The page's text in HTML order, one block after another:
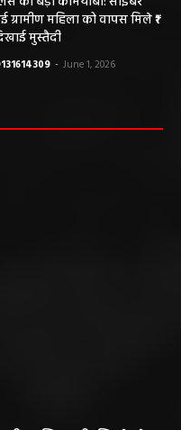
ग्रामीण महिला को वापस मिले ₹1
मुस्तैदी
- June 1, 2026